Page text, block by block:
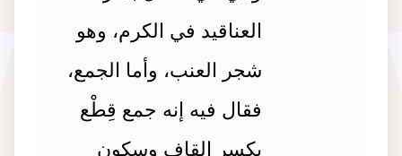
العناقيد في الكرم، وهو
شجر العنب، وأما الجمع،
فقال فيه إنه جمع قِطْع
بكسر القاف وسكون